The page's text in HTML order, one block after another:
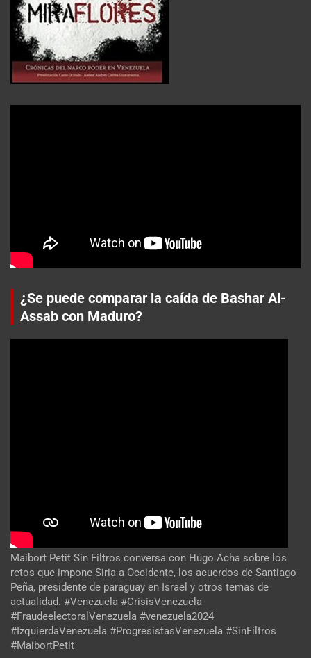
¿Se puede comparar la caída de Bashar Al-
Assab con Maduro?
Maibort Petit Sin Filtros conversa con Hugo Acha sobre los
retos que impone Siria a Occidente, los acuerdos de Santiago
Peña, presidente de paraguay en Israel y otros temas de
actualidad. #Venezuela #CrisisVenezuela
#FraudeelectoralVenezuela #venezuela2024
#IzquierdaVenezuela #ProgresistasVenezuela #SinFiltros
#MaibortPetit